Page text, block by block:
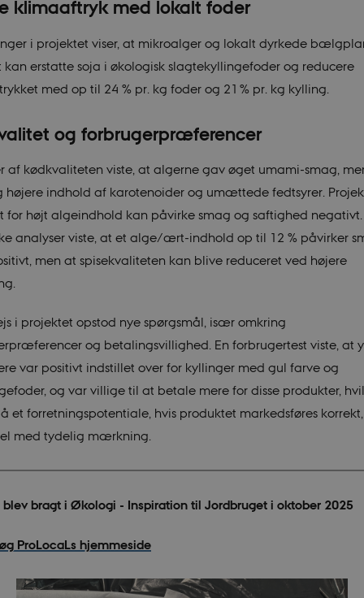
klimaaftryk med lokalt foder
i projektet viser, at mikroalger og lokalt dyrkede
kan erstatte soja i økologisk slagtekyllingefoder og reducere
med op til 24 % pr. kg foder og 21 % pr. kg kylling.
og forbrugerpræferencer
af kødkvaliteten viste, at algerne gav øget umami-smag,
højere indhold af karotenoider og umættede fedtsyrer.
for højt algeindhold kan påvirke smag og saftighed negativt.
analyser viste, at et alge/ært-indhold op til 12 % påvirker
men at spisekvaliteten kan blive reduceret ved højere
i projektet opstod nye spørgsmål, især omkring
og betalingsvillighed. En forbrugertest viste, at
var positivt indstillet over for kyllinger med gul farve og
og var villige til at betale mere for disse produkter,
et forretningspotentiale, hvis produktet markedsføres
med tydelig mærkning.
bragt i Økologi - Inspiration til Jordbruget i oktober 2025
ProLocaLs hjemmeside